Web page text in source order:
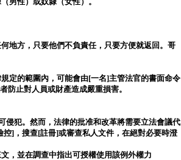
地方，只要他們不負責任，只要方便就返回。哥
定的範圍內，可能會由[一名]主管法官的書面命令
防止對人員或財產造成嚴重損害。
侵犯。然而，法律的批准和改革將需要立法會議代
]，搜查[註冊]或審查私人文件，在絕對必要時澄
，並在調查中指出可授權使用該例外權力